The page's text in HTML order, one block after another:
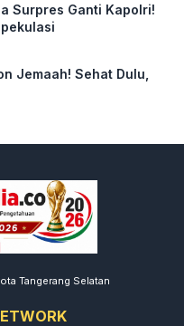
Surpres Ganti Kapolri!
Jemaah! Sehat Dulu,
Tangerang Selatan